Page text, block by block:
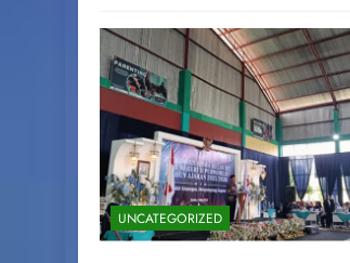
UNCATEGORIZED